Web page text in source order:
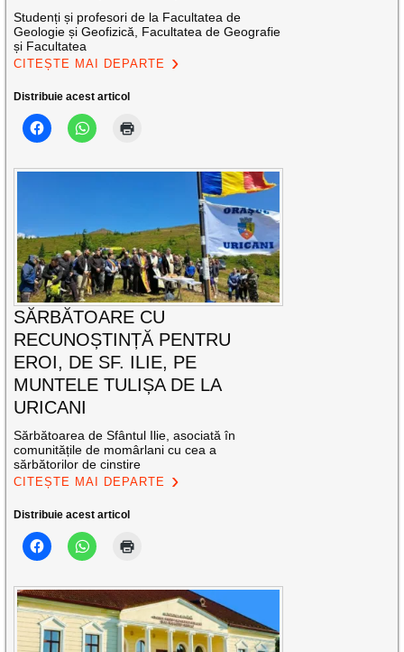
Studenți și profesori de la Facultatea de
Geologie și Geofizică, Facultatea de Geografie
și Facultatea
CITEȘTE MAI DEPARTE
Distribuie acest articol
SĂRBĂTOARE CU
RECUNOȘTINȚĂ PENTRU
EROI, DE SF. ILIE, PE
MUNTELE TULIȘA DE LA
URICANI
Sărbătoarea de Sfântul Ilie, asociată în
comunitățile de momârlani cu cea a
sărbătorilor de cinstire
CITEȘTE MAI DEPARTE
Distribuie acest articol